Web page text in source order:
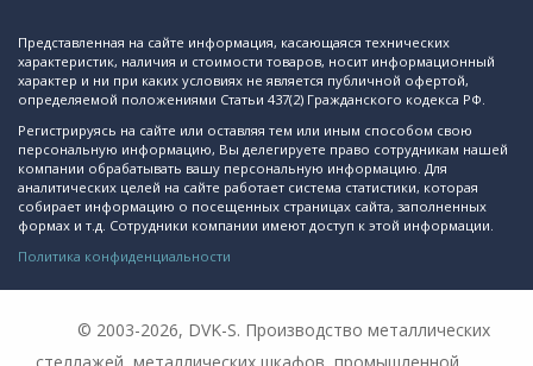
Представленная на сайте информация, касающаяся технических
характеристик, наличия и стоимости товаров, носит информационный
характер и ни при каких условиях не является публичной офертой,
определяемой положениями Статьи 437(2) Гражданского кодекса РФ.
Регистрируясь на сайте или оставляя тем или иным способом свою
персональную информацию, Вы делегируете право сотрудникам нашей
компании обрабатывать вашу персональную информацию. Для
аналитических целей на сайте работает система статистики, которая
собирает информацию о посещенных страницах сайта, заполненных
формах и т.д. Сотрудники компании имеют доступ к этой информации.
Политика конфиденциальности
© 2003-2026, DVK-S. Производство металлических